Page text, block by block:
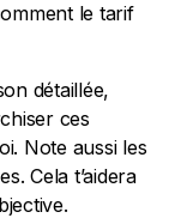
le tarif
détaillée,
ces
Note aussi les
Cela t’aidera